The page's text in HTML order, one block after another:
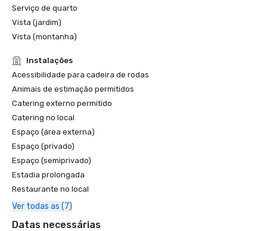
Serviço de quarto
Vista (jardim)
Vista (montanha)
Instalações
Acessibilidade para cadeira de rodas
Animais de estimação permitidos
Catering externo permitido
Catering no local
Espaço (área externa)
Espaço (privado)
Espaço (semiprivado)
Estadia prolongada
Restaurante no local
Ver todas as (7)
Datas necessárias